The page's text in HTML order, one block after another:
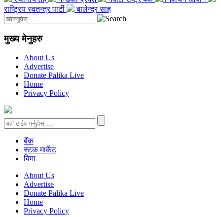
राष्ट्रिय स्वतन्त्र पार्टी
बालेन्द्र साह
मुख्य मेनुहरु
About Us
Advertise
Donate Palika Live
Home
Privacy Policy
बैंक
स्टक मार्केट
बिमा
About Us
Advertise
Donate Palika Live
Home
Privacy Policy